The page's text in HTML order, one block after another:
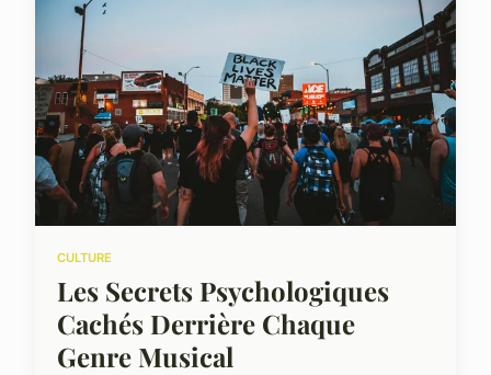
CULTURE
Les Secrets Psychologiques
Cachés Derrière Chaque
Genre Musical